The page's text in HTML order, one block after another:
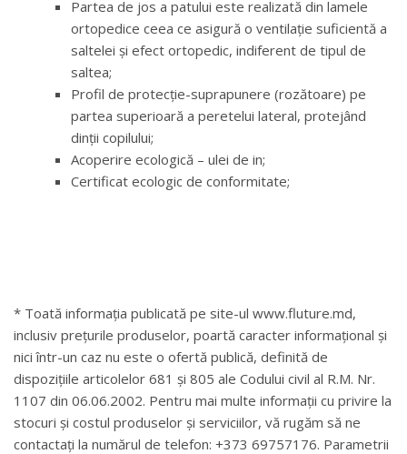
Partea de jos a patului este realizată din lamele
ortopedice ceea ce asigură o ventilație suficientă a
saltelei și efect ortopedic, indiferent de tipul de
saltea;
Profil de protecție-suprapunere (rozătoare) pe
partea superioară a peretelui lateral, protejând
dinții copilului;
Acoperire ecologică – ulei de in;
Certificat ecologic de conformitate;
* Toată informația publicată pe site-ul www.fluture.md,
inclusiv prețurile produselor, poartă caracter informațional și
nici într-un caz nu este o ofertă publică, definită de
dispozițiile articolelor 681 și 805 ale Codului civil al R.M. Nr.
1107 din 06.06.2002. Pentru mai multe informații cu privire la
stocuri și costul produselor și serviciilor, vă rugăm să ne
contactați la numărul de telefon: +373 69757176. Parametrii